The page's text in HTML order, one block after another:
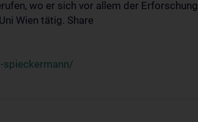
wo er sich vor allem der
Wien tätig. Share
spieckermann/